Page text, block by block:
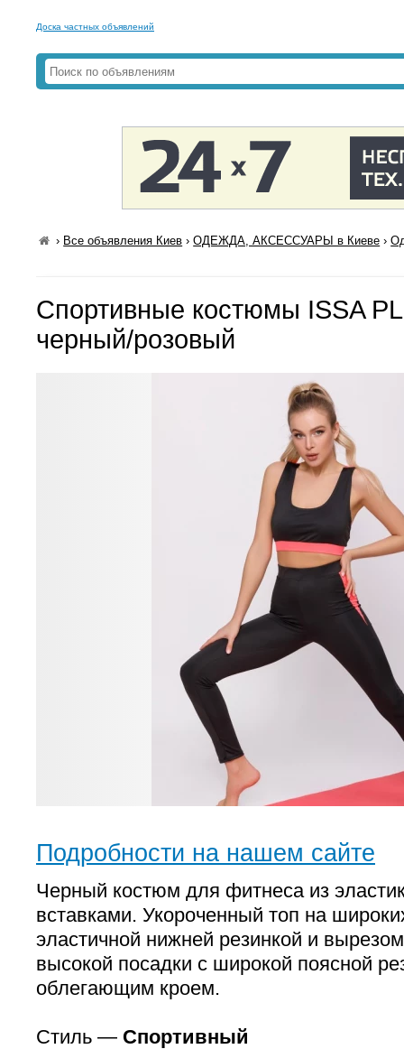
Доска частных объявлений
› Все объявления Киев ›ОДЕЖДА, АКСЕССУАРЫ в Киеве ›
Спортивные костюмы ISSA
черный/розовый
Подробности на нашем сайте
Черный костюм для фитнеса из
вставками. Укороченный топ на
эластичной нижней резинкой и
высокой посадки с широкой поясной
облегающим кроем.
Стиль — Спортивный